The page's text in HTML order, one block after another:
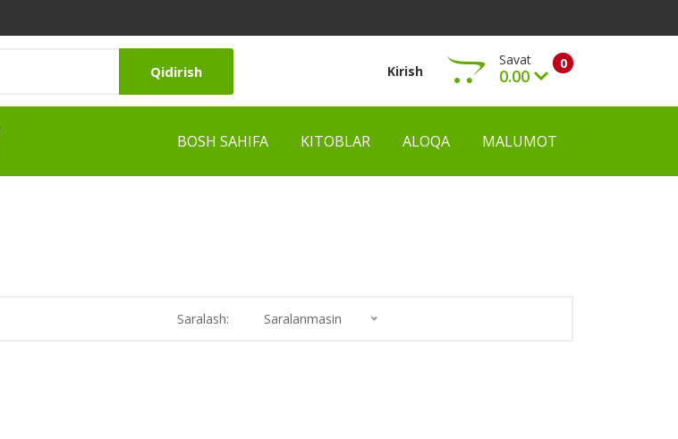
Qidirish Kirish 0
Savat
0.00
Ko‘rish
BOSH SAHIFA KITOBLAR ALOQA MALUMOT
Saralash: Saralanmasin